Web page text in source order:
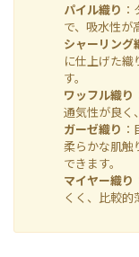
パイル織り
で、吸水性が
シャーリング
に仕上げた織
す。
ワッフル織り
通気性が良く
ガーゼ織り
柔らかな肌触
できます。
マイヤー織り
くく、比較的